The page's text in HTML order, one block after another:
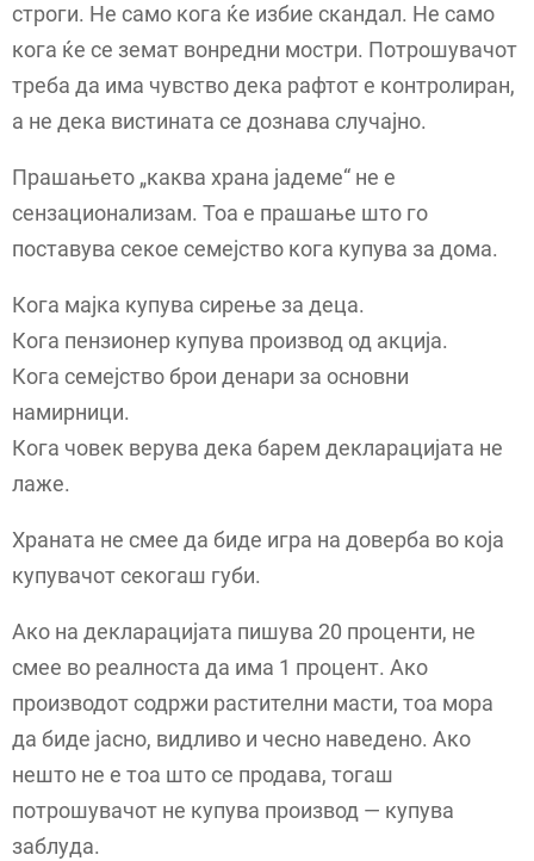
строги. Не само кога ќе избие скандал. Не само
кога ќе се земат вонредни мостри. Потрошувачот
треба да има чувство дека рафтот е контролиран,
а не дека вистината се дознава случајно.
Прашањето „каква храна јадеме“ не е
сензационализам. Тоа е прашање што го
поставува секое семејство кога купува за дома.
Кога мајка купува сирење за деца.
Кога пензионер купува производ од акција.
Кога семејство брои денари за основни
намирници.
Кога човек верува дека барем декларацијата не
лаже.
Храната не смее да биде игра на доверба во која
купувачот секогаш губи.
Ако на декларацијата пишува 20 проценти, не
смее во реалноста да има 1 процент. Ако
производот содржи растителни масти, тоа мора
да биде јасно, видливо и чесно наведено. Ако
нешто не е тоа што се продава, тогаш
потрошувачот не купува производ — купува
заблуда.